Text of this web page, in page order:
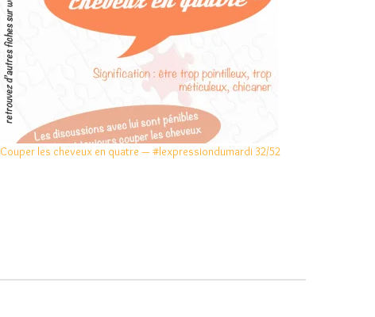
Couper les cheveux en quatre — #lexpressiondumardi 32/52